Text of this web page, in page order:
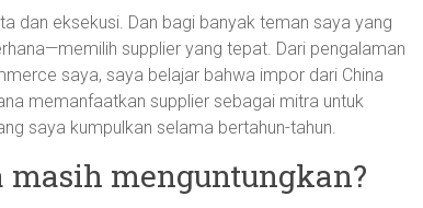
dan eksekusi. Dan bagi banyak teman saya yang
supplier yang tepat. Dari pengalaman
saya, saya belajar bahwa impor dari China
memanfaatkan supplier sebagai mitra untuk
saya kumpulkan selama bertahun-tahun.
menguntungkan?